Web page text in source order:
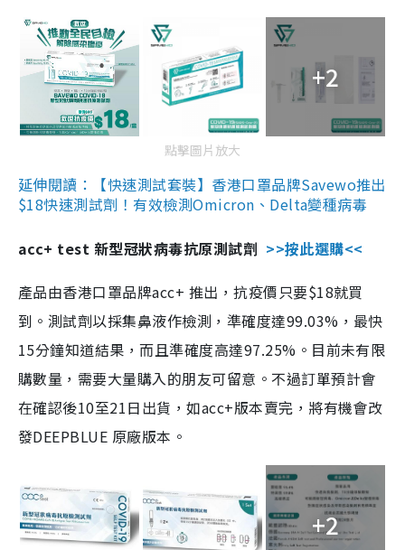
+2
點擊圖片放大
延伸閱讀：【快速測試套裝】香港口罩品牌Savewo推出
$18快速測試劑！有效檢測Omicron、Delta變種病毒
acc+ test 新型冠狀病毒抗原測試劑 >>按此選購<<
產品由香港口罩品牌acc+ 推出，抗疫價只要$18就買
到。測試劑以採集鼻液作檢測，準確度達99.03%，最快
15分鐘知道結果，而且準確度高達97.25%。目前未有限
購數量，需要大量購入的朋友可留意。不過訂單預計會
在確認後10至21日出貨，如acc+版本賣完，將有機會改
發DEEPBLUE 原廠版本。
+2